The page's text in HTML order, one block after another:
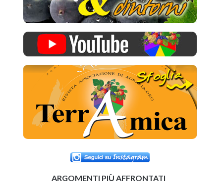
ARGOMENTI PIÙ AFFRONTATI